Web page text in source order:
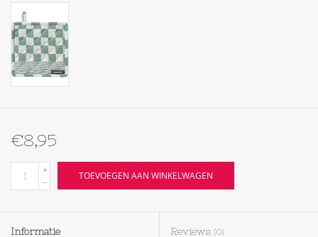
Keukenspullen
Food
Boeken
Textiel
€8,95
+
-
TOEVOEGEN AAN WINKELWAGEN
Informatie Reviews (0)